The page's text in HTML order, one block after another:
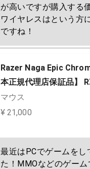
が高いですが購入する
ワイヤレスはという方
ですね！
Razer Naga Epic
本正規代理店保証品】
マウス
¥ 21,000
最近はPCでゲームを
た！MMOなどのゲーム